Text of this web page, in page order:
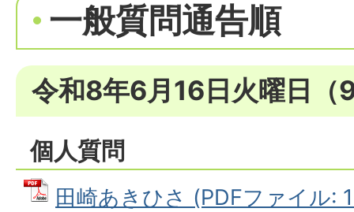
一般質問通告順
令和8年6月16日火曜日（
個人質問
田崎あきひさ (PDFファイル: